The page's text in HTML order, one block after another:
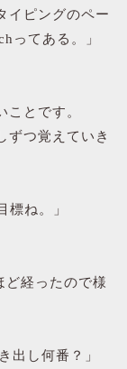
イピングのペー
ってある。」
とです。
ずつ覚えていき
標ね。」
ど経ったので様
出し何番？」